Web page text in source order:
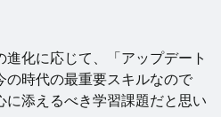
進化に応じて、「アップデート
の時代の最重要スキルなので
に添えるべき学習課題だと思い